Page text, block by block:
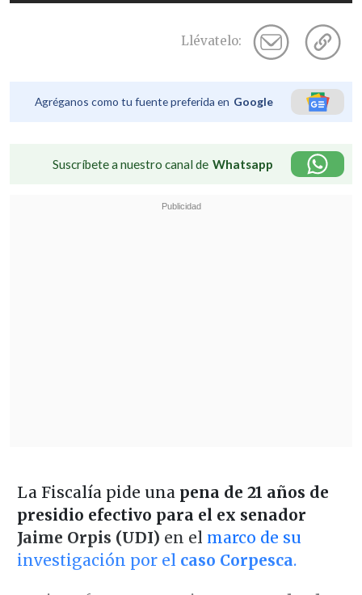
Llévatelo:
Agréganos como tu fuente preferida en Google
Suscríbete a nuestro canal de Whatsapp
La Fiscalía pide unapena de 21 años de
presidio efectivo para el ex senador
Jaime Orpis (UDI) en el marco de su
investigación por el caso Corpesca.